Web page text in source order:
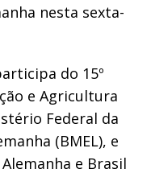
nesta sexta-
do 15º
e Agricultura
Federal da
(BMEL), e
e Brasil